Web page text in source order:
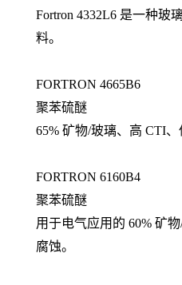
Fortron 4332L6 是一种玻
料。
FORTRON 4665B6
聚苯硫醚
65% 矿物/玻璃、高 CTI
FORTRON 6160B4
聚苯硫醚
用于电气应用的 60% 矿
腐蚀。